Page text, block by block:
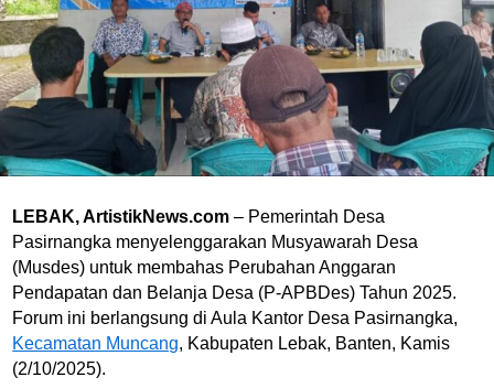
LEBAK, ArtistikNews.com – Pemerintah Desa
Pasirnangka menyelenggarakan Musyawarah Desa
(Musdes) untuk membahas Perubahan Anggaran
Pendapatan dan Belanja Desa (P-APBDes) Tahun 2025.
Forum ini berlangsung di Aula Kantor Desa Pasirnangka,
Kecamatan Muncang, Kabupaten Lebak, Banten, Kamis
(2/10/2025).